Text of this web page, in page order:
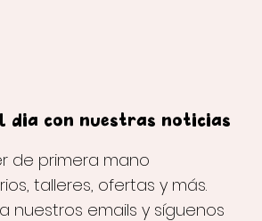
día con nuestras noticias
de primera mano
talleres, ofertas y más.
nuestros emails y síguenos